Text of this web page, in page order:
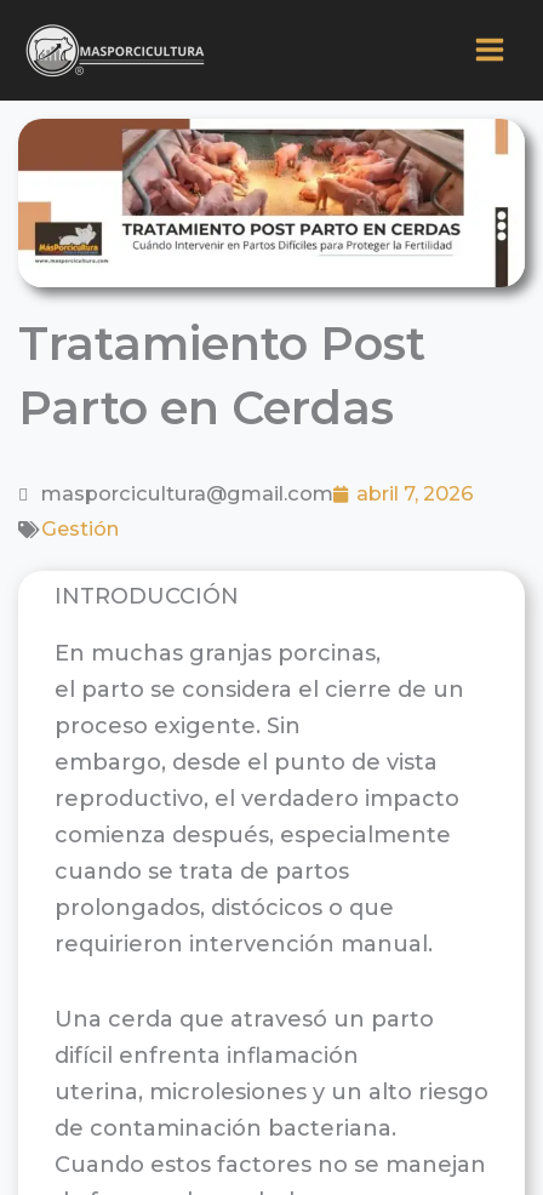
Tratamiento Post
Parto en Cerdas
masporcicultura@gmail.com
abril 7, 2026
Gestión
INTRODUCCIÓN
En muchas granjas porcinas,
el parto se considera el cierre de un
proceso exigente. Sin
embargo, desde el punto de vista
reproductivo, el verdadero impacto
comienza después, especialmente
cuando se trata de partos
prolongados, distócicos o que
requirieron intervención manual.
Una cerda que atravesó un parto
difícil enfrenta inflamación
uterina, microlesiones y un alto riesgo
de contaminación bacteriana.
Cuando estos factores no se manejan